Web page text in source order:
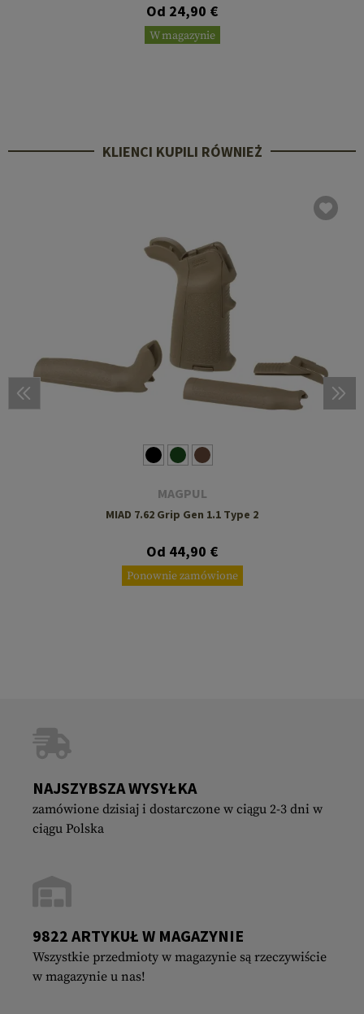
Od 24,90 €
W magazynie
KLIENCI KUPILI RÓWNIEŻ
MAGPUL
MIAD 7.62 Grip Gen 1.1 Type 2
Od 44,90 €
Ponownie zamówione
NAJSZYBSZA WYSYŁKA
zamówione dzisiaj i dostarczone w ciągu 2-3 dni w
ciągu Polska
9822 ARTYKUŁ W MAGAZYNIE
Wszystkie przedmioty w magazynie są rzeczywiście
w magazynie u nas!